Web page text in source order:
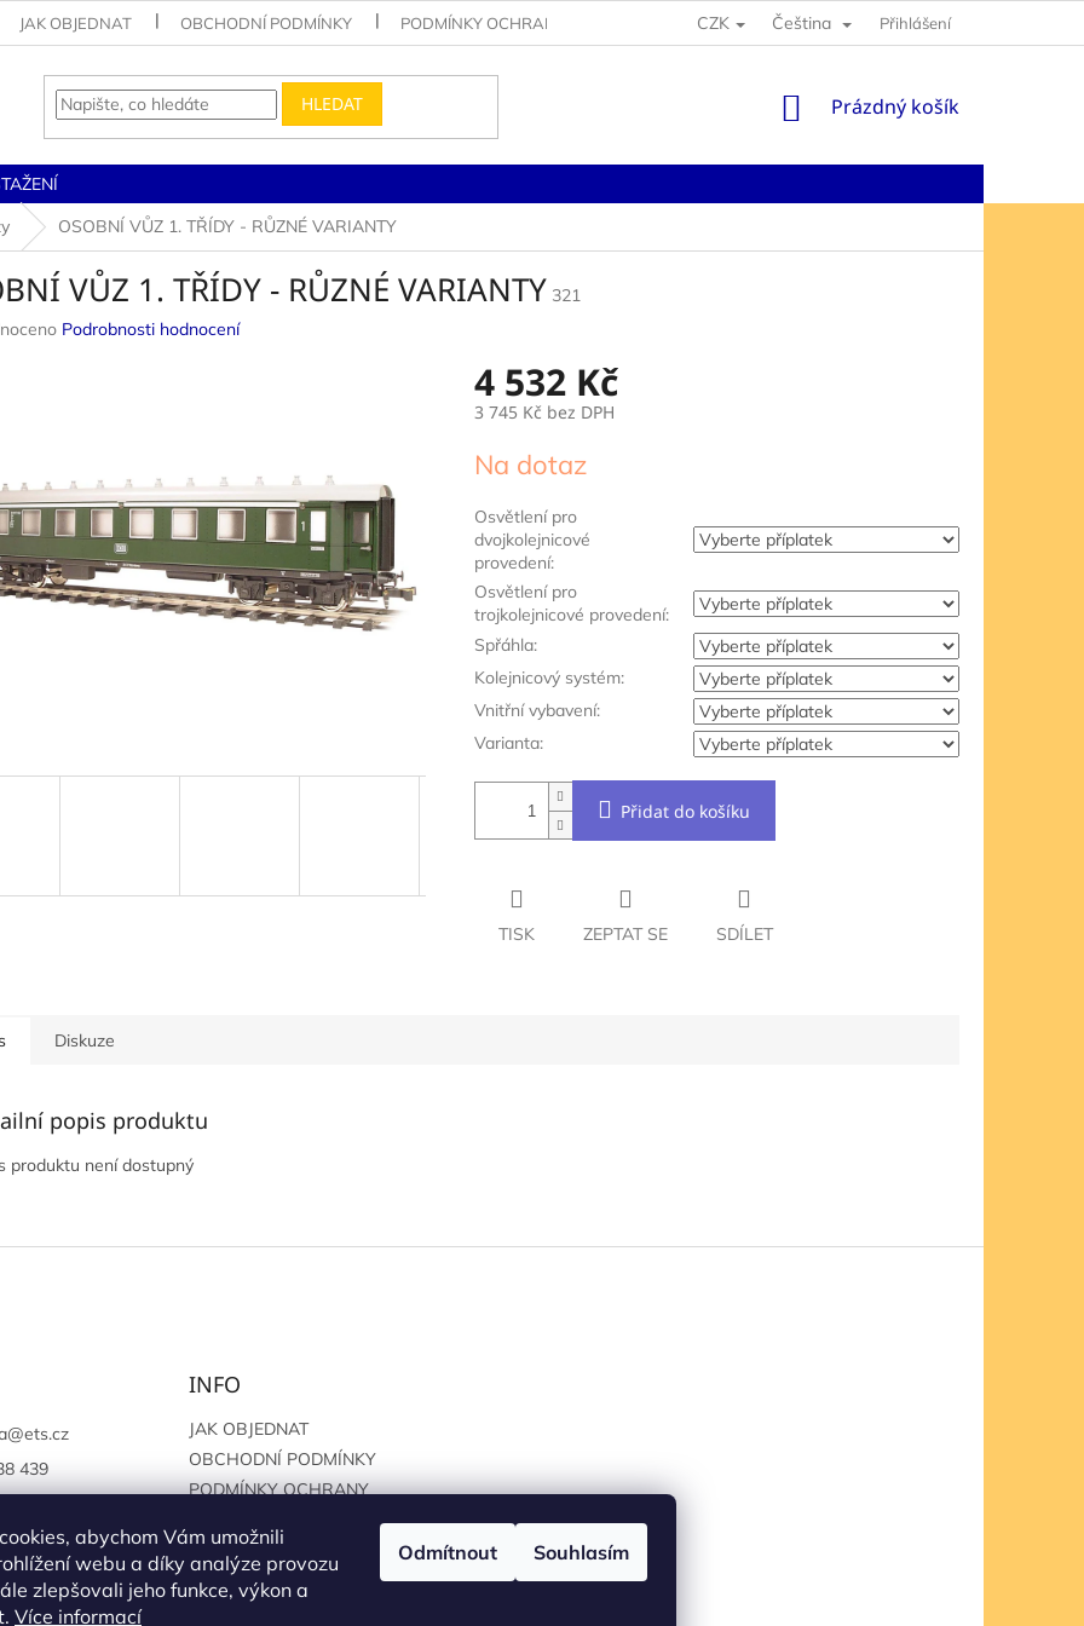
abychom Vám umožnili
webu a díky analýze provozu
zlepšovali jeho funkce, výkon a
Více informací
Odmítnout Souhlasím
JAK OBJEDNAT OBCHODNÍ PODMÍNKY PODMÍNKY OCHRANY OSOBNÍCH ÚDAJŮCZK Čeština Přihlášení
HLEDAT
NÁKUPNÍ
Prázdný košík
OSOBNÍ VŮZ 1. TŘÍDY - RŮZNÉ VARIANTY
VŮZ 1. TŘÍDY - RŮZNÉ VARIANTY 321
Podrobnosti hodnocení
4 532 Kč
3 745 Kč bez DPH
cena:
Na dotaz
Osvětlení pro
dvojkolejnicové
provedení:
Osvětlení pro
trojkolejnicové provedení:
Spřáhla:
Kolejnicový systém:
Vnitřní vybavení:
Varianta:
Přidat do košíku
TISK ZEPTAT SE SDÍLET
Diskuze
popis produktu
produktu není dostupný
@ets.cz
439
INFO
JAK OBJEDNAT
OBCHODNÍ PODMÍNKY
PODMÍNKY OCHRANY